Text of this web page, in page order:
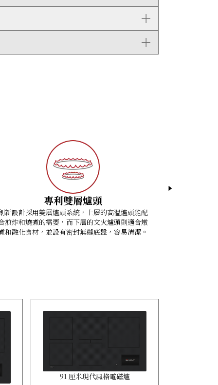
專利雙層爐頭
新設計採用雙層爐頭系統，上層的高溫爐頭能配
煎炸和燒煮的需要，而下層的文火爐頭則適合燉
和融化食材，並設有密封無縫底盤，容易清潔。
91 厘米現代風格電磁爐